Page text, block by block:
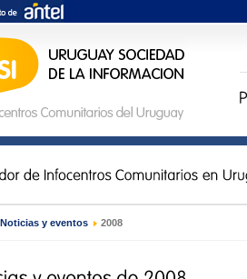
Noticias y eventos › 2008